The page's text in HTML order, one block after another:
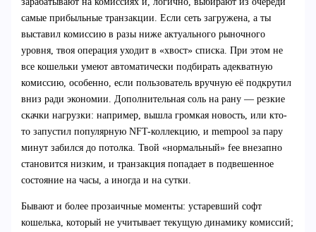
самые прибыльные транзакции. Если сеть загружена, а ты
выставил комиссию в разы ниже актуального рыночного
уровня, твоя операция уходит в «хвост» списка. При этом не
все кошельки умеют автоматически подбирать адекватную
комиссию, особенно, если пользователь вручную её подкрутил
вниз ради экономии. Дополнительная соль на рану — резкие
скачки нагрузки: например, вышла громкая новость, или кто-
то запустил популярную NFT-коллекцию, и mempool за пару
минут забился до потолка. Твой «нормальный» fee внезапно
становится низким, и транзакция попадает в подвешенное
состояние на часы, а иногда и на сутки.
Бывают и более прозаичные моменты: устаревший софт
кошелька, который не учитывает текущую динамику комиссий;